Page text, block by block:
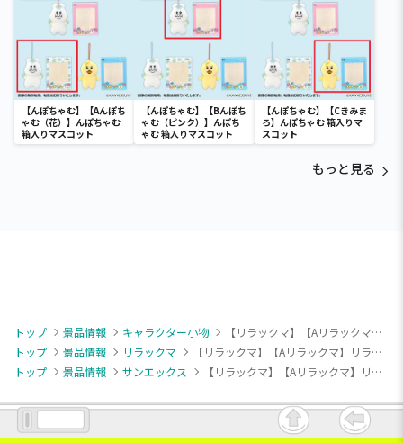
【んぽちゃむ】【Aんぽち
ゃむ（花）】んぽちゃむ
箱入りマスコット
【んぽちゃむ】【Bんぽち
ゃむ（ピンク）】んぽち
ゃむ 箱入りマスコット
【んぽちゃむ】【Cきみま
ろ】んぽちゃむ 箱入りマ
スコット
もっと見る
トップ 景品情報 キャラクター小物
【リラックマ】【Aリラックマ】リラックマデリ ボールチェーン付き袋入りドーナツぬいぐるみ
トップ
景品情報 リラックマ
【リラックマ】【Aリラックマ】リラックマデリ ボールチェーン付き袋入りドーナツぬいぐるみ
トップ
景品情報 サンエックス 【リラックマ】【Aリラックマ】リラックマデリ ボールチェーン付き袋入りドーナツぬいぐるみ